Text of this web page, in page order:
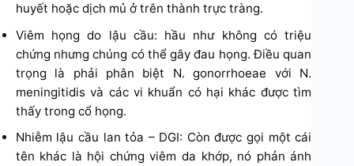
huyết hoặc dịch mủ ở trên thành trực tràng.
Viêm họng do lậu cầu: hầu như không có triệu
chứng nhưng chúng có thể gây đau họng. Điều quan
trọng là phải phân biệt N. gonorrhoeae với N.
meningitidis và các vi khuẩn có hại khác được tìm
thấy trong cổ họng.
Nhiễm lậu cầu lan tỏa – DGI: Còn được gọi một cái
tên khác là hội chứng viêm da khớp, nó phản ánh